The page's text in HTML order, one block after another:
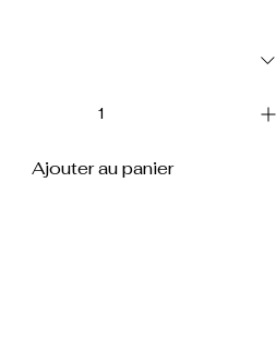
Ajouter au panier